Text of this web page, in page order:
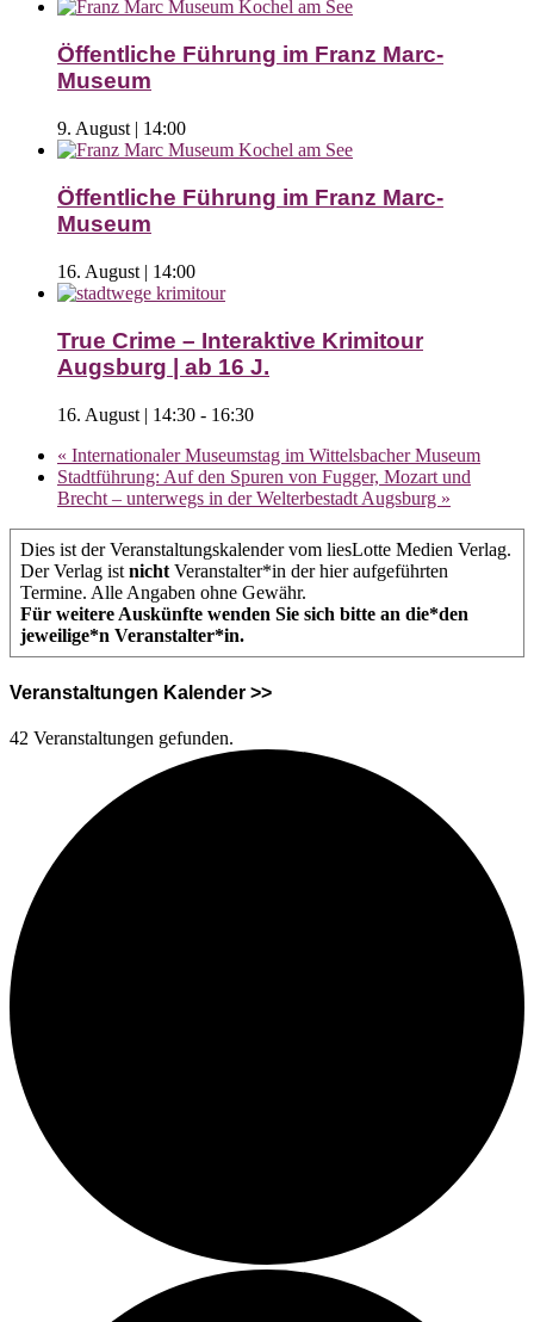
Öffentliche Führung im Franz Marc-
Museum
9. August | 14:00
Öffentliche Führung im Franz Marc-
Museum
16. August | 14:00
True Crime – Interaktive Krimitour
Augsburg | ab 16 J.
16. August | 14:30 - 16:30
« Internationaler Museumstag im Wittelsbacher Museum
Stadtführung: Auf den Spuren von Fugger, Mozart und
Brecht – unterwegs in der Welterbestadt Augsburg »
Dies ist der Veranstaltungskalender vom liesLotte Medien Verlag.
Der Verlag ist nicht Veranstalter*in der hier aufgeführten
Termine. Alle Angaben ohne Gewähr.
Für weitere Auskünfte wenden Sie sich bitte an die*den
jeweilige*n Veranstalter*in.
Veranstaltungen Kalender >>
42 Veranstaltungen gefunden.